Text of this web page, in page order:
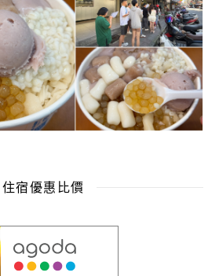
住宿優惠比價